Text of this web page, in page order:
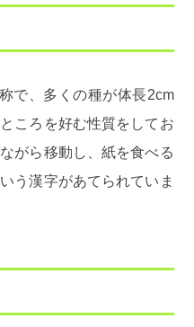
で、多くの種が体長2cm
ころを好む性質をしてお
がら移動し、紙を食べる
う漢字があてられていま